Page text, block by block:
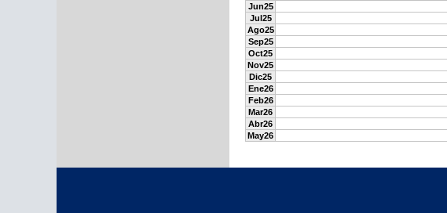
Jun25
Jul25
Ago25
Sep25
Oct25
Nov25
Dic25
Ene26
Feb26
Mar26
Abr26
May26